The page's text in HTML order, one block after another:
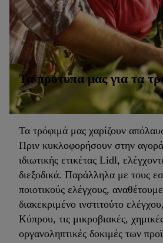
Τα πρότυπα μας για τα
Τα τρόφιμά μας χαρίζουν
Πριν κυκλοφορήσουν στην
ιδιωτικής ετικέτας Lidl,
διεξοδικά. Παράλληλα με τους
ποιοτικούς ελέγχους,
διακεκριμένο ινστιτούτο
Κύπρου, τις μικροβιακές,
οργανοληπτικές δοκιμές των